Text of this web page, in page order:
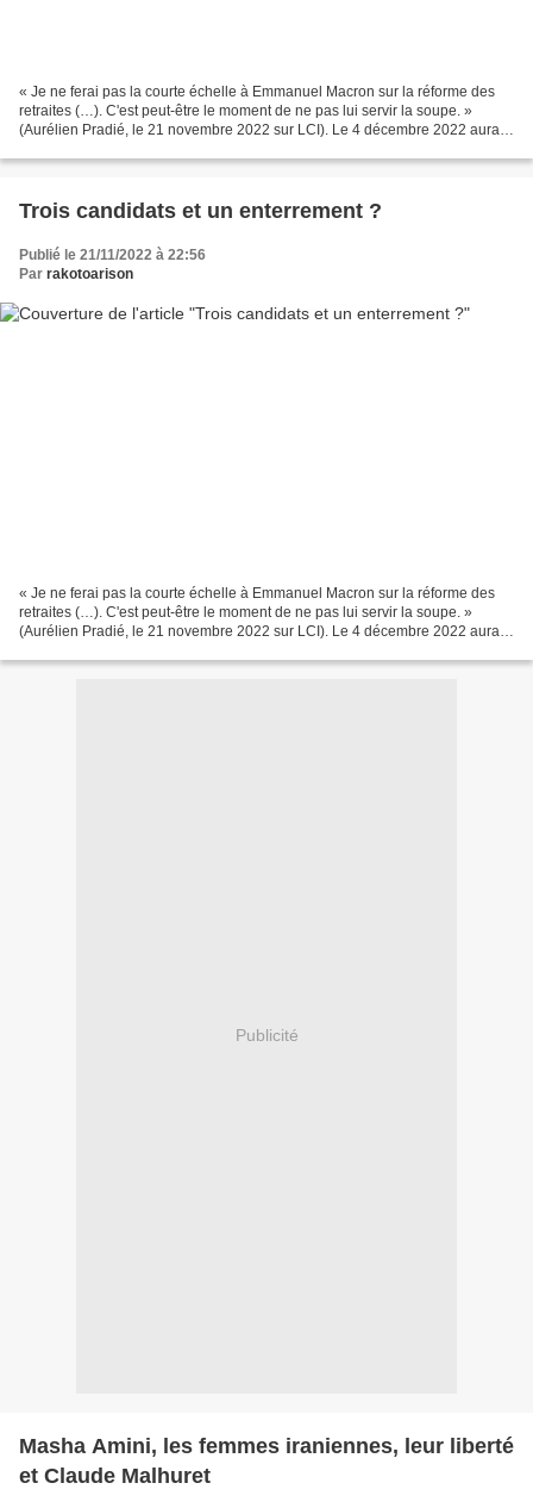
« Je ne ferai pas la courte échelle à Emmanuel Macron sur la réforme des
retraites (…). C'est peut-être le moment de ne pas lui servir la soupe. »
(Aurélien Pradié, le 21 novembre 2022 sur LCI). Le 4 décembre 2022 aura
Trois candidats et un enterrement ?
Publié le 21/11/2022 à 22:56
Par rakotoarison
« Je ne ferai pas la courte échelle à Emmanuel Macron sur la réforme des
retraites (…). C'est peut-être le moment de ne pas lui servir la soupe. »
(Aurélien Pradié, le 21 novembre 2022 sur LCI). Le 4 décembre 2022 aura
Publicité
Masha Amini, les femmes iraniennes, leur liberté
et Claude Malhuret